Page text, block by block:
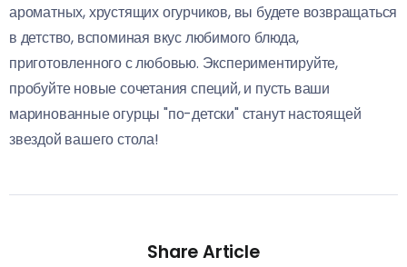
ароматных, хрустящих огурчиков, вы будете возвращаться
в детство, вспоминая вкус любимого блюда,
приготовленного с любовью. Экспериментируйте,
пробуйте новые сочетания специй, и пусть ваши
маринованные огурцы "по-детски" станут настоящей
звездой вашего стола!
Share Article